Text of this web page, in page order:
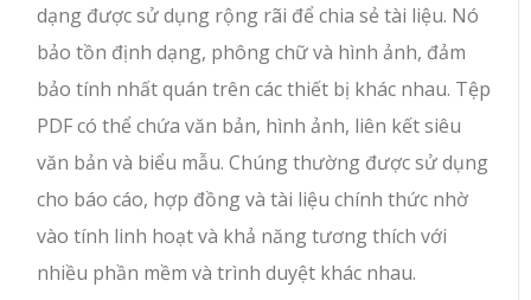
dạng được sử dụng rộng rãi để chia sẻ tài liệu. Nó
bảo tồn định dạng, phông chữ và hình ảnh, đảm
bảo tính nhất quán trên các thiết bị khác nhau. Tệp
PDF có thể chứa văn bản, hình ảnh, liên kết siêu
văn bản và biểu mẫu. Chúng thường được sử dụng
cho báo cáo, hợp đồng và tài liệu chính thức nhờ
vào tính linh hoạt và khả năng tương thích với
nhiều phần mềm và trình duyệt khác nhau.